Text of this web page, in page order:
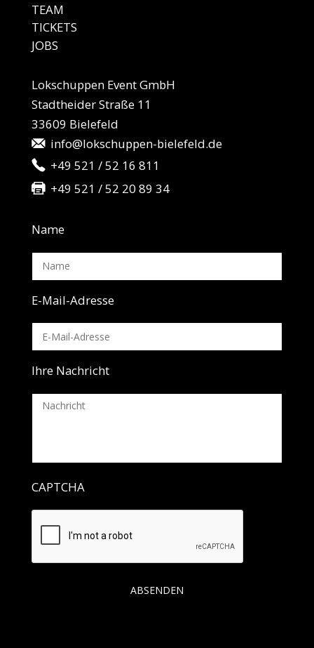
TEAM
TICKETS
JOBS
Lokschuppen Event GmbH
Stadtheider Straße 11
33609 Bielefeld
info@lokschuppen-bielefeld.de
+49 521 / 52 16 811
+49 521 / 52 20 89 34
Name
E-Mail-Adresse
Ihre Nachricht
CAPTCHA